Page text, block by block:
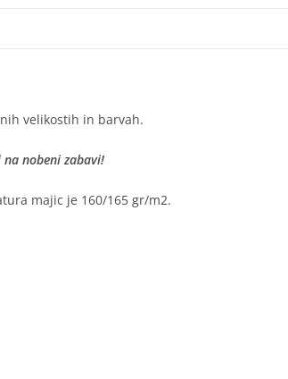
velikostih in barvah.
nobeni zabavi!
majic je 160/165 gr/m2.